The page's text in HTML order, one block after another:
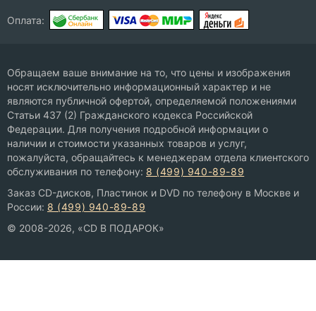
Оплата:
Обращаем ваше внимание на то, что цены и изображения
носят исключительно информационный характер и не
являются публичной офертой, определяемой положениями
Статьи 437 (2) Гражданского кодекса Российской
Федерации. Для получения подробной информации о
наличии и стоимости указанных товаров и услуг,
пожалуйста, обращайтесь к менеджерам отдела клиентского
обслуживания по телефону: 8 (499) 940-89-89
Заказ CD-дисков, Пластинок и DVD по телефону в Москве и
России: 8 (499) 940-89-89
© 2008-2026, «CD В ПОДАРОК»